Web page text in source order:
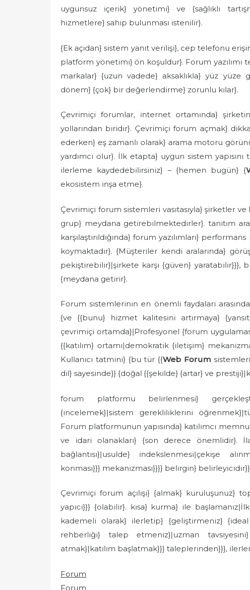
uygunsuz içerik} yönetimi} ve {sağlıklı
hizmetlere} sahip bulunması istenilir}.
{Ek açıdan} sistem yanıt verilişi}, cep telefonu
platform yönetimi} ön koşuldur}. Forum
markalar} {uzun vadede} aksaklıkla} yüz
dönem} {çok} bir değerlendirme} zorunlu kılar}.
Çevrimiçi forumlar, internet ortamında}
yollarından biridir}. Çevrimiçi forum açmak}
ederken} eş zamanlı olarak} arama motoru
yardımcı olur}. İlk etapta} uygun sistem
ilerleme kaydedebilirsiniz} – {hemen bugün} {
ekosistem inşa etme}.
Çevrimiçi forum sistemleri vasıtasıyla} şirketler
grup} meydana getirebilmektedirler}. tanıtım
karşılaştırıldığında} forum yazılımları}
koymaktadır}. {Müşteriler kendi aralarında}
pekiştirebilir}|şirkete karşı {güven} yaratabilir}}},
{meydana getirir}.
Forum sistemlerinin en önemli faydaları
{ve {{bunu} hizmet kalitesini artırmaya}
çevrimiçi ortamda}|Profesyonel {forum
{{katılım} ortamı|demokratik {iletişim}
Kullanıcı tatmini} {bu tür {{Web Forum
dil} sayesinde}} {doğal {{şekilde} {artar} ve
forum platformu belirlenmesi}
{incelemek}|sistem gerekliliklerini
Forum platformunun yapısında} katılımcı
ve idari olanakları} {son derece önemlidir}.
bağlantısı}|usulde} indekslenmesi|çekişe
konması}}} mekanizması}}}} belirgin}
Çevrimiçi forum açılışı} {almak} kuruluşunuz}
yapıcı}}} {olabilir}. kısa} kurma} ile
kademeli olarak} ilerletip} {geliştirmeniz} {ideal
rehberliği} talep etmeniz}|uzman
atmak}|katılım başlatmak}}} taleplerinden}}},
Forum
Forum